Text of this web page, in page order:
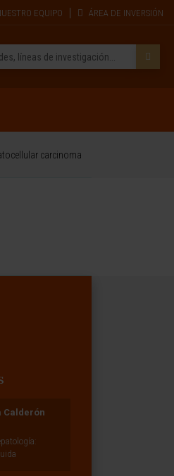
EQUIPO ÁREA DE INVERSIÓN
carcinoma
Calderón